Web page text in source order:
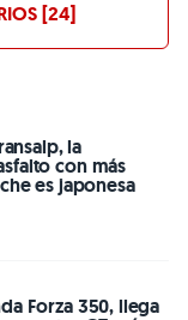
[24]
la
con más
es japonesa
Forza 350, llega